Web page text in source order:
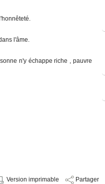
l'âme.
n'y échappe riche , pauvre
Version imprimable Partager